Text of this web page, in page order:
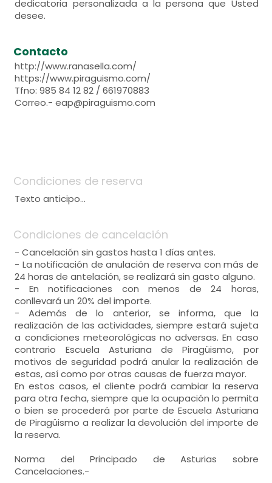
dedicatoria personalizada a la persona que Usted
desee.
Contacto
http://www.ranasella.com/
https://www.piraguismo.com/
Tfno: 985 84 12 82 / 661970883
Correo.- eap@piraguismo.com
Condiciones de reserva
Texto anticipo...
Condiciones de cancelación
- Cancelación sin gastos hasta 1 días antes.
- La notificación de anulación de reserva con más de
24 horas de antelación, se realizará sin gasto alguno.
- En notificaciones con menos de 24 horas,
conllevará un 20% del importe.
- Además de lo anterior, se informa, que la
realización de las actividades, siempre estará sujeta
a condiciones meteorológicas no adversas. En caso
contrario Escuela Asturiana de Piragüismo, por
motivos de seguridad podrá anular la realización de
estas, así como por otras causas de fuerza mayor.
En estos casos, el cliente podrá cambiar la reserva
para otra fecha, siempre que la ocupación lo permita
o bien se procederá por parte de Escuela Asturiana
de Piragüismo a realizar la devolución del importe de
la reserva.
Norma del Principado de Asturias sobre
Cancelaciones.-